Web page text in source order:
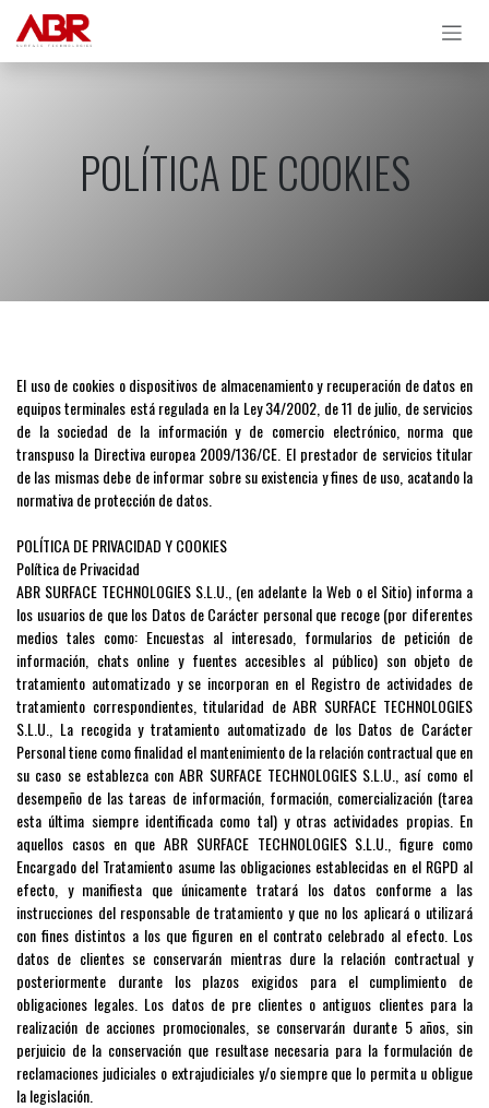
Ir al contenido
POLÍTICA DE COOKIES
El uso de cookies o dispositivos de almacenamiento y recuperación de datos en
equipos terminales está regulada en la Ley 34/2002, de 11 de julio, de servicios
de la sociedad de la información y de comercio electrónico, norma que
transpuso la Directiva europea 2009/136/CE. El prestador de servicios titular
de las mismas debe de informar sobre su existencia y fines de uso, acatando la
normativa de protección de datos.
POLÍTICA DE PRIVACIDAD Y COOKIES
Política de Privacidad
ABR SURFACE TECHNOLOGIES S.L.U., (en adelante la Web o el Sitio) informa a
los usuarios de que los Datos de Carácter personal que recoge (por diferentes
medios tales como: Encuestas al interesado, formularios de petición de
información, chats online y fuentes accesibles al público) son objeto de
tratamiento automatizado y se incorporan en el Registro de actividades de
tratamiento correspondientes, titularidad de ABR SURFACE TECHNOLOGIES
S.L.U., La recogida y tratamiento automatizado de los Datos de Carácter
Personal tiene como finalidad el mantenimiento de la relación contractual que en
su caso se establezca con ABR SURFACE TECHNOLOGIES S.L.U., así como el
desempeño de las tareas de información, formación, comercialización (tarea
esta última siempre identificada como tal) y otras actividades propias. En
aquellos casos en que ABR SURFACE TECHNOLOGIES S.L.U., figure como
Encargado del Tratamiento asume las obligaciones establecidas en el RGPD al
efecto, y manifiesta que únicamente tratará los datos conforme a las
instrucciones del responsable de tratamiento y que no los aplicará o utilizará
con fines distintos a los que figuren en el contrato celebrado al efecto. Los
datos de clientes se conservarán mientras dure la relación contractual y
posteriormente durante los plazos exigidos para el cumplimiento de
obligaciones legales. Los datos de pre clientes o antiguos clientes para la
realización de acciones promocionales, se conservarán durante 5 años, sin
perjuicio de la conservación que resultase necesaria para la formulación de
reclamaciones judiciales o extrajudiciales y/o siempre que lo permita u obligue
la legislación.